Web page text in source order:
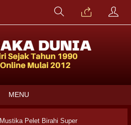
MENU
Mustika Pelet Birahi Super